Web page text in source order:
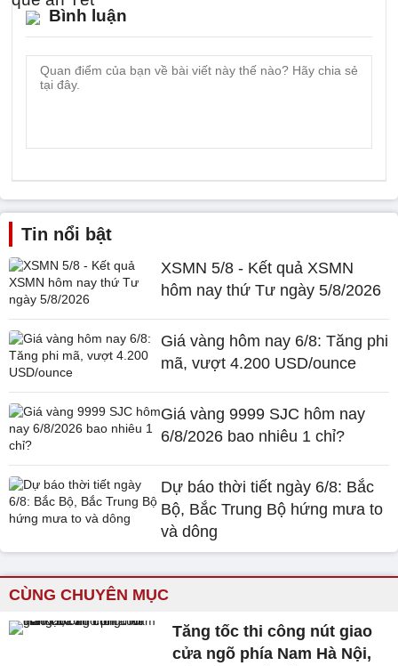
Bình luận
Tin nổi bật
XSMN 5/8 - Kết quả XSMN
hôm nay thứ Tư ngày 5/8/2026
Giá vàng hôm nay 6/8: Tăng phi
mã, vượt 4.200 USD/ounce
Giá vàng 9999 SJC hôm nay
6/8/2026 bao nhiêu 1 chỉ?
Dự báo thời tiết ngày 6/8: Bắc
Bộ, Bắc Trung Bộ hứng mưa to
và dông
CÙNG CHUYÊN MỤC
Tăng tốc thi công nút giao
cửa ngõ phía Nam Hà Nội,